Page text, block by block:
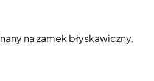
na zamek błyskawiczny.